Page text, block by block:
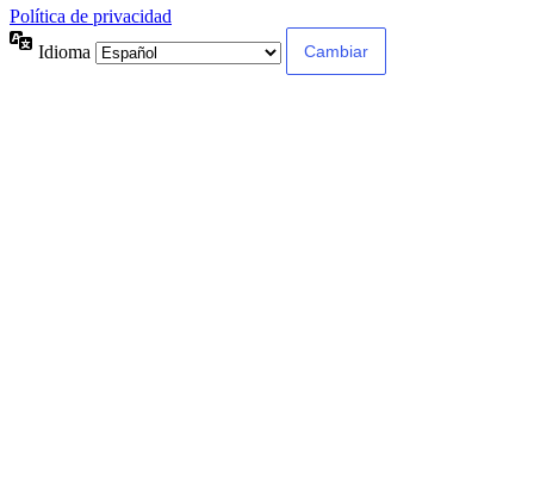
Política de privacidad
Idioma